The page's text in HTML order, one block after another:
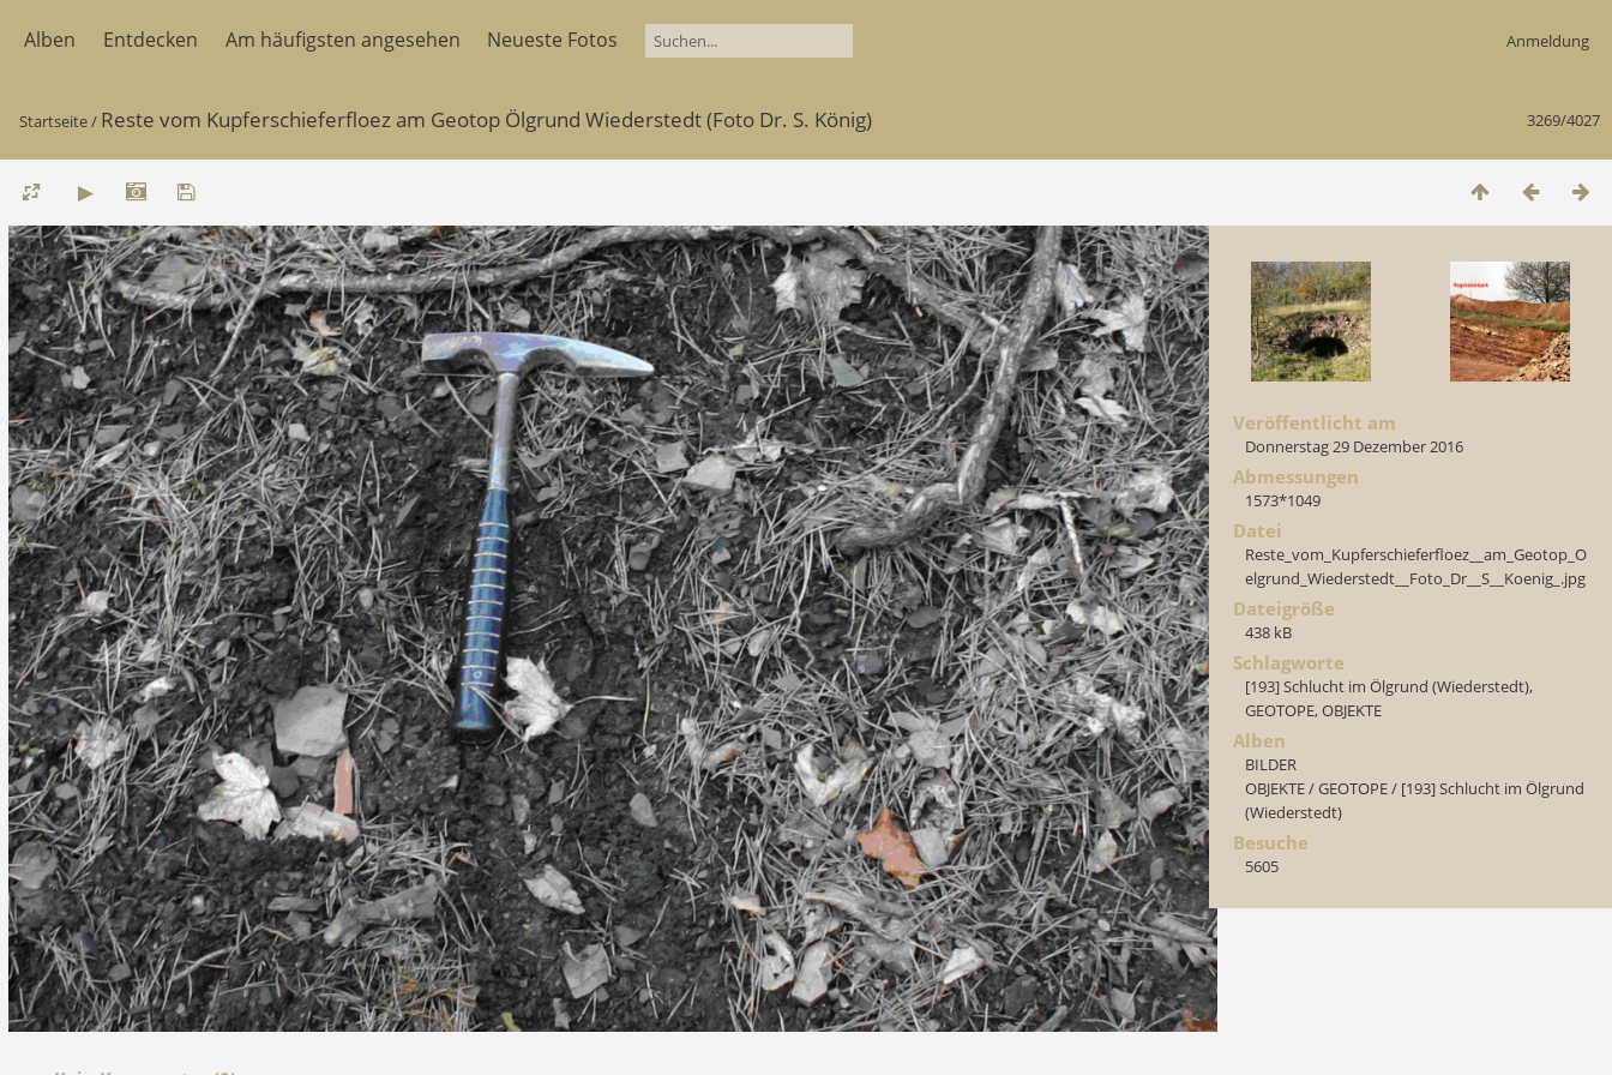
Alben Entdecken Am häufigsten angesehen Neueste Fotos Anmeldung
3269/4027
Startseite/ Reste vom Kupferschieferfloez am Geotop Ölgrund Wiederstedt (Foto Dr. S. König)
Veröffentlicht am
Donnerstag 29 Dezember 2016
Abmessungen
1573*1049
Datei
Reste_vom_Kupferschieferfloez__am_Geotop_O
elgrund_Wiederstedt__Foto_Dr__S__Koenig_.jpg
Dateigröße
438 kB
Schlagworte
[193] Schlucht im Ölgrund (Wiederstedt),
GEOTOPE,OBJEKTE
Alben
BILDER
OBJEKTE/GEOTOPE/ [193] Schlucht im Ölgrund
(Wiederstedt)
Besuche
5605